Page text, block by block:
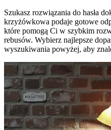
Szukasz rozwiązania do hasła
krzyżówkowa podaje gotowe
które pomogą Ci w szybkim
rebusów. Wybierz najlepsze
wyszukiwania powyżej, aby